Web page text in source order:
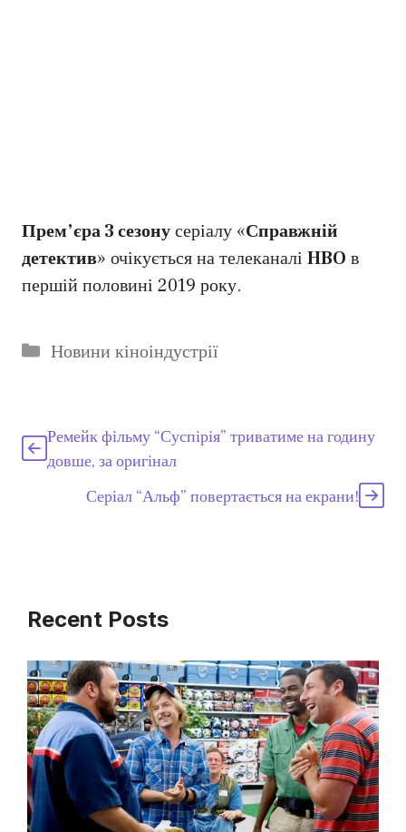
Прем’єра 3 сезонусеріалу «Справжній
детектив» очікується на телеканалі HBO в
першій половині 2019 року.
Категорії
Новини кіноіндустрії
Ремейк фільму “Суспірія” триватиме на годину
довше, за оригінал
Серіал “Альф” повертається на екрани!
Recent Posts